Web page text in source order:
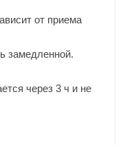
от приема
замедленной.
через 3 ч и не